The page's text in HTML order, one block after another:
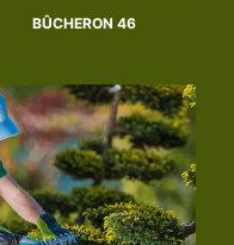
BÛCHERON 46